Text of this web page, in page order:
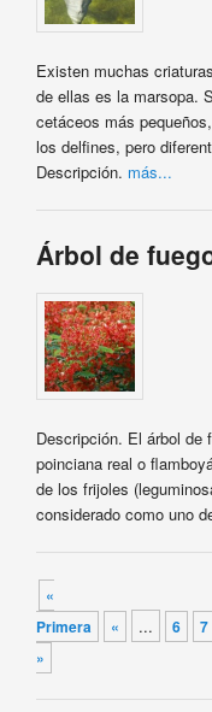
Existen muchas
de ellas es la marsopa.
cetáceos más
los delfines, pero
Descripción. más...
Árbol de
Descripción. El árbol de
poinciana real o
de los frijoles
considerado como uno
Navegador de artículos
«
Primera
« ... 6 7
»